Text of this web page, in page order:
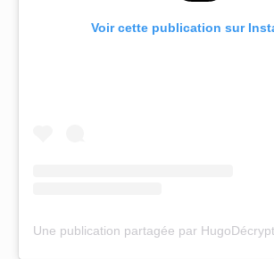
Voir cette publication sur